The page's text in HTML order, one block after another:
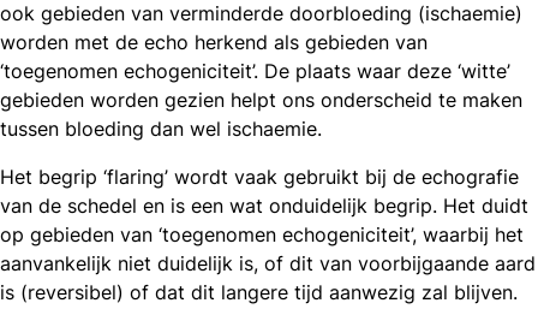
ook gebieden van verminderde doorbloeding (ischaemie)
worden met de echo herkend als gebieden van
‘toegenomen echogeniciteit’. De plaats waar deze ‘witte’
gebieden worden gezien helpt ons onderscheid te maken
tussen bloeding dan wel ischaemie.
Het begrip ‘flaring’ wordt vaak gebruikt bij de echografie
van de schedel en is een wat onduidelijk begrip. Het duidt
op gebieden van ‘toegenomen echogeniciteit’, waarbij het
aanvankelijk niet duidelijk is, of dit van voorbijgaande aard
is (reversibel) of dat dit langere tijd aanwezig zal blijven.